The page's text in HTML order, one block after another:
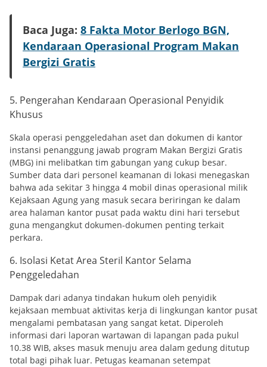
Baca Juga: 8 Fakta Motor Berlogo BGN,
Kendaraan Operasional Program Makan
Bergizi Gratis
5. Pengerahan Kendaraan Operasional Penyidik
Khusus
Skala operasi penggeledahan aset dan dokumen di kantor
instansi penanggung jawab program Makan Bergizi Gratis
(MBG) ini melibatkan tim gabungan yang cukup besar.
Sumber data dari personel keamanan di lokasi menegaskan
bahwa ada sekitar 3 hingga 4 mobil dinas operasional milik
Kejaksaan Agung yang masuk secara beriringan ke dalam
area halaman kantor pusat pada waktu dini hari tersebut
guna mengangkut dokumen-dokumen penting terkait
perkara.
6. Isolasi Ketat Area Steril Kantor Selama
Penggeledahan
Dampak dari adanya tindakan hukum oleh penyidik
kejaksaan membuat aktivitas kerja di lingkungan kantor pusat
mengalami pembatasan yang sangat ketat. Diperoleh
informasi dari laporan wartawan di lapangan pada pukul
10.38 WIB, akses masuk menuju area dalam gedung ditutup
total bagi pihak luar. Petugas keamanan setempat